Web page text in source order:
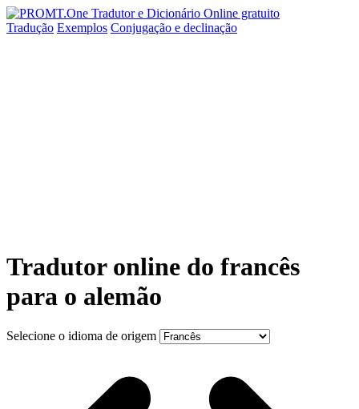
Tradução Exemplos Conjugação e declinação
Tradutor online do francês
para o alemão
Selecione o idioma de origem